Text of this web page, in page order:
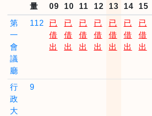
量
09
10
11
12
13
14
15
第
一
會
議
廳
112
已
借
出
已
借
出
已
借
出
已
借
出
已
借
出
已
借
出
已
借
出
行
政
大
9